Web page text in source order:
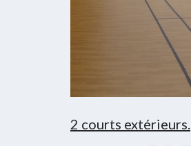
2 courts extérieurs.